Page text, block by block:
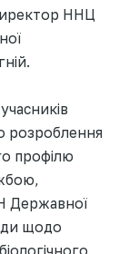
ННЦ
розроблення
профілю
Державної
щодо